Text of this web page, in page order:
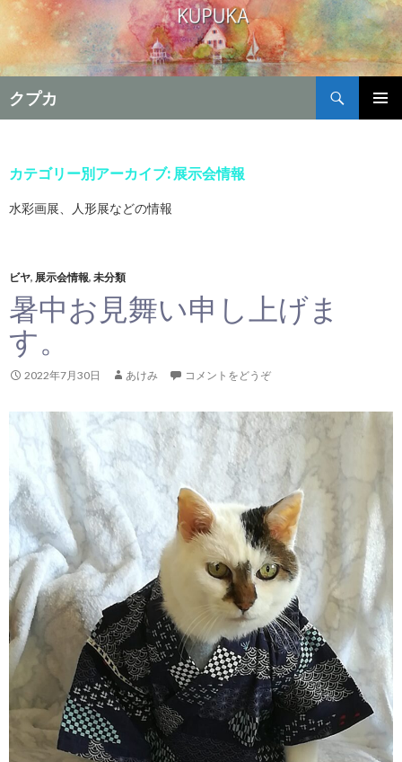
クプカ
索
ン
へ
カテゴリー別アーカイブ: 展示会情報
水彩画展、人形展などの情報
ビヤ, 展示会情報, 未分類
暑中お見舞い申し上げま
す。
2022年7月30日 あけみ コメントをどうぞ